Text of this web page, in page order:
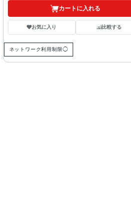
カートに入れる
お気に入り 比較する
ネットワーク利用制限◯